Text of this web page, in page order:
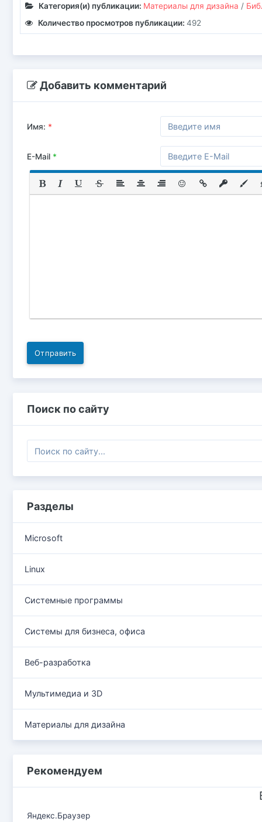
Категория(и) публикации: Материалы для дизайна /
Количество просмотров публикации: 492
Добавить комментарий
Имя: *
E-Mail *
Отправить
Поиск по сайту
Разделы
Microsoft
Linux
Системные программы
Системы для бизнеса, офиса
Веб-разработка
Мультимедиа и 3D
Материалы для дизайна
Рекомендуем
Яндекс.Браузер